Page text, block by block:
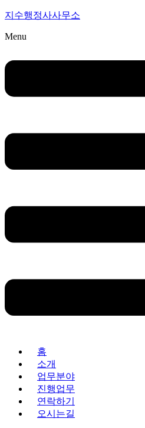
지수행정사사무소
Menu
홈
소개
업무분야
진행업무
연락하기
오시는길